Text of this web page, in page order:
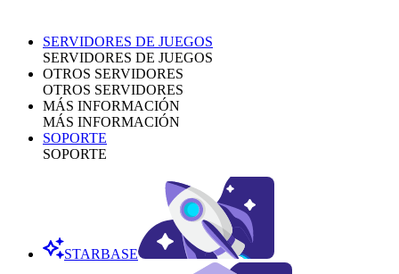
SERVIDORES DE JUEGOS
SERVIDORES DE JUEGOS
OTROS SERVIDORES
OTROS SERVIDORES
MÁS INFORMACIÓN
MÁS INFORMACIÓN
SOPORTE
SOPORTE
STARBASE